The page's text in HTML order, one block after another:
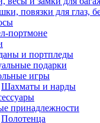
повязки для глаз,
портмоне
и портпледы
подарки
игры
Шахматы и нарды
принадлежности
Полотенца